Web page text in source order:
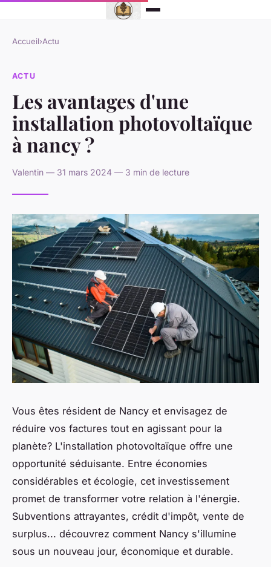
Accueil›Actu
ACTU
Les avantages d'une
installation photovoltaïque
à nancy ?
Valentin — 31 mars 2024 — 3 min de lecture
Vous êtes résident de Nancy et envisagez de
réduire vos factures tout en agissant pour la
planète? L'installation photovoltaïque offre une
opportunité séduisante. Entre économies
considérables et écologie, cet investissement
promet de transformer votre relation à l'énergie.
Subventions attrayantes, crédit d'impôt, vente de
surplus... découvrez comment Nancy s'illumine
sous un nouveau jour, économique et durable.